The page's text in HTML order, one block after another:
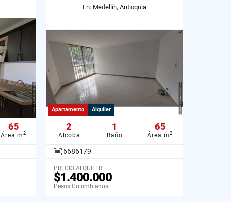
65
Área m 2
En: Medellín, Antioquia
Apartamento Alquiler
2
Alcoba
1
Baño
65
Área m 2
6686179
PRECIO ALQUILER
$1.400.000
Pesos Colombianos